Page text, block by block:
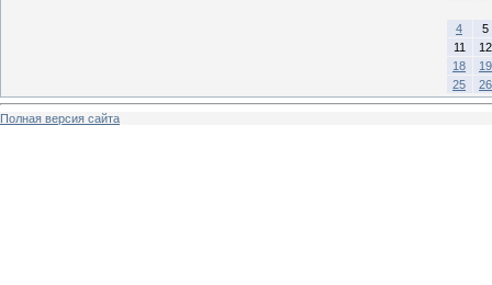
4
5
11
12
18
19
25
26
Полная версия сайта